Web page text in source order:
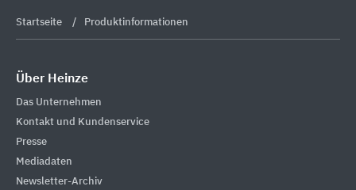
Startseite Produktinformationen
Über Heinze
Das Unternehmen
Kontakt und Kundenservice
Presse
Mediadaten
Newsletter-Archiv